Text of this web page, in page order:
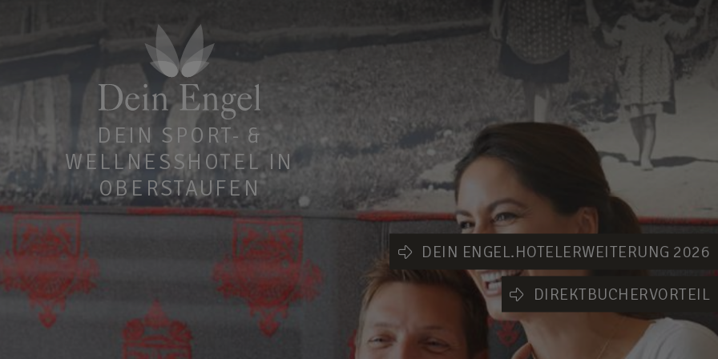
DEIN SPORT- &
WELLNESSHOTEL IN
OBERSTAUFEN
DEIN ENGEL.HOTELERWEITERUNG 2026
DIREKTBUCHERVORTEIL